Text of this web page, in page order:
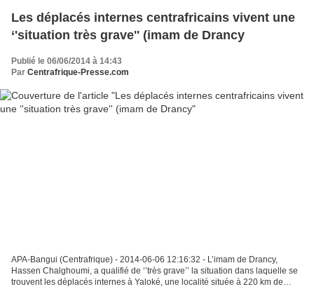
Les déplacés internes centrafricains vivent une
‘'situation très grave'' (imam de Drancy
Publié le 06/06/2014 à 14:43
Par Centrafrique-Presse.com
APA-Bangui (Centrafrique) - 2014-06-06 12:16:32 - L’imam de Drancy,
Hassen Chalghoumi, a qualifié de ‘’très grave’’ la situation dans laquelle se
trouvent les déplacés internes à Yaloké, une localité située à 220 km de